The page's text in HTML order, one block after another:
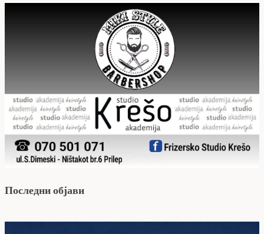
Последни објави